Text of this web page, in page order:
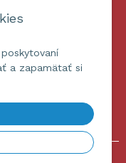
a zapamätať si
UNIobchod,webhosting